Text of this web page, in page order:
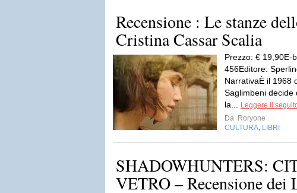
Recensione : Le stanze
Cristina Cassar Scalia
Prezzo: € 19,90E-
456Editore:
NarrativaÈ il 1968
Saglimbeni decide
la...
Leggere il
Da Roryone
CULTURA LIBRI
SHADOWHUNTERS:
VETRO – Recensione